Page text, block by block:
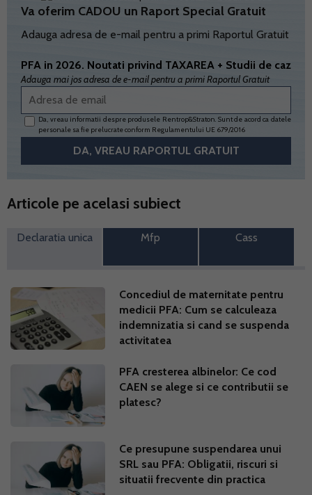
Va oferim CADOU un Raport Special Gratuit
Adauga adresa de e-mail pentru a primi Raportul Gratuit
PFA in 2026. Noutati privind TAXAREA + Studii de caz
Adauga mai jos adresa de e-mail pentru a primi Raportul Gratuit
Da, vreau informatii despre produsele Rentrop&Straton. Sunt de acord ca datele
personale sa fie prelucrate conform Regulamentului UE 679/2016
Articole pe acelasi subiect
Declaratia unica Mfp Cass
Concediul de maternitate pentru
medicii PFA: Cum se calculeaza
indemnizatia si cand se suspenda
activitatea
PFA cresterea albinelor: Ce cod
CAEN se alege si ce contributii se
platesc?
Ce presupune suspendarea unui
SRL sau PFA: Obligatii, riscuri si
situatii frecvente din practica